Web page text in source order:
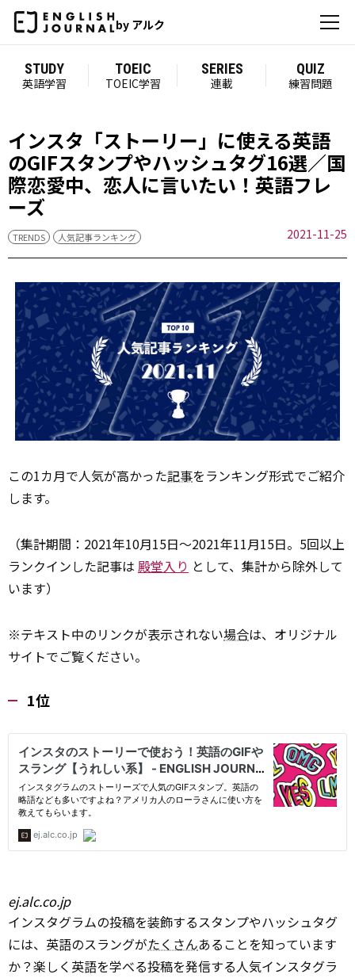
by アルク
STUDY
英語学習
TOEIC
TOEIC学習
SERIES
連載
QUIZ
練習問題
インスタ「ストーリー」に使える英語
のGIFスタンプやハッシュタグ16選／国
際恋愛中、恋人に言いたい！英語フレ
ーズ
TRENDS 人気記事ランキング 2021-11-25
この1カ月で人気が高かった記事をランキング形式でご紹介
します。
（集計期間：2021年10月15日～2021年11月15日。5回以上
ランクインした記事は 殿堂入り として、集計から除外して
います）
※テキスト中のリンクが表示されない場合は、オリジナル
サイトでご覧ください。
1位
ej.alc.co.jp
インスタグラムの投稿を装飾するスタンプやハッシュタグ
には、英語のスラングがたくさんあることを知っています
か？楽しく英語を学べる投稿を発信する人気インスタグラ